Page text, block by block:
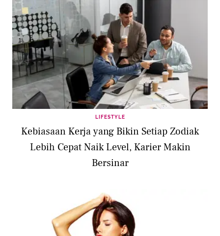
LIFESTYLE
Kebiasaan Kerja yang Bikin Setiap Zodiak
Lebih Cepat Naik Level, Karier Makin
Bersinar